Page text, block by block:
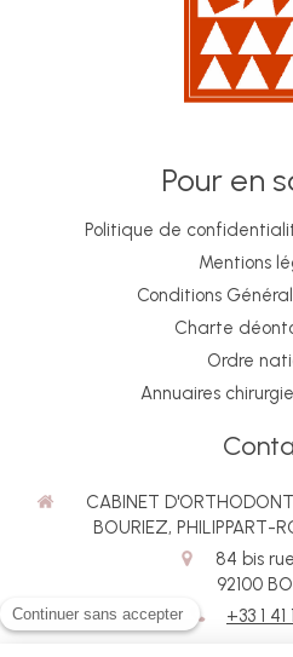
Pour en
Politique de
Mentions
Conditions
Charte
Ordre
Annuaires
CABINET
BOURIEZ, PHILIPPART-
84 bis
92100
+33 1 41